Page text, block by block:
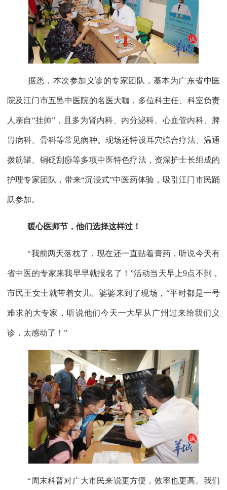
据悉，本次参加义诊的专家团队，基本为广东省中医
院及江门市五邑中医院的名医大咖，多位科主任、科室负责
人亲自“挂帅”，且多为肾内科、内分泌科、心血管内科、脾
胃病科、骨科等常见病种。现场还特设耳穴综合疗法、温通
拨筋罐、铜砭刮痧等多项中医特色疗法，资深护士长组成的
护理专家团队，带来“沉浸式”中医药体验，吸引江门市民踊
跃参加。
暖心医师节，他们选择这样过！
“我前两天落枕了，现在还一直贴着膏药，听说今天有
省中医的专家来我早早就报名了！”活动当天早上9点不到，
市民王女士就带着女儿、婆婆来到了现场，“平时都是一号
难求的大专家，听说他们今天一大早从广州过来给我们义
诊，太感动了！”
“周末科普对广大市民来说更方便，效率也更高。我们